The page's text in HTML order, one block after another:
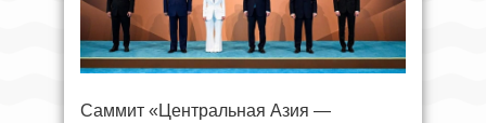
Саммит «Центральная Азия —